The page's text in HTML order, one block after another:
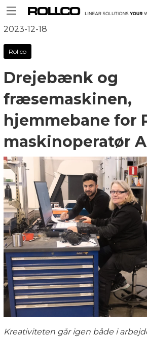
2023-12-18
Rollco
Drejebænk og
fræsemaskinen,
hjemmebane for
maskinoperatør
Kreativiteten går igen både i